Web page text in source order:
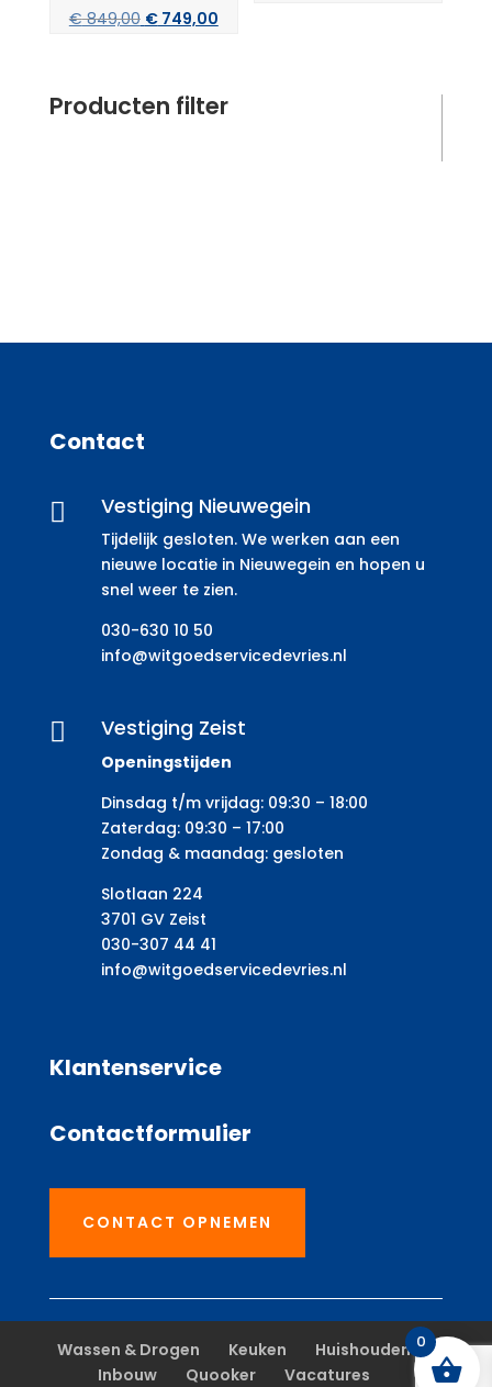
Producten filter
€849,00 Oorspronkelijke
€ 849,00.
€749,00Huidige
€ 749,00.
Contact
 Vestiging Nieuwegein
Tijdelijk gesloten. We werken aan een
nieuwe locatie in Nieuwegein en hopen u
snel weer te zien.
030-630 10 50
info@witgoedservicedevries.nl
 Vestiging Zeist
Openingstijden
Dinsdag t/m vrijdag: 09:30 – 18:00
Zaterdag: 09:30 – 17:00
Zondag & maandag: gesloten
Slotlaan 224
3701 GV Zeist
030-307 44 41
info@witgoedservicedevries.nl
Klantenservice
Contactformulier
CONTACT OPNEMEN
Wassen & Drogen Keuken
Huishouden
Inbouw
Quooker Vacatures
0